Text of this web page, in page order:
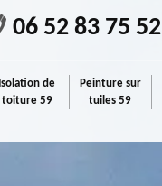
06 52 83 75 52
Isolation de
toiture 59
Peinture sur
tuiles 59